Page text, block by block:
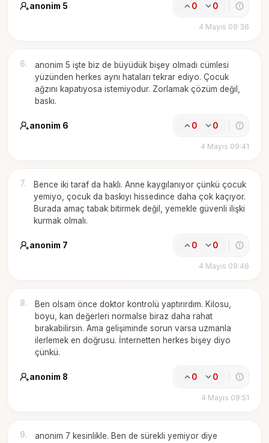
anonim 5 0 0
4 Mayıs 09:36
6.
anonim 5 işte biz de büyüdük bişey olmadı cümlesi
yüzünden herkes aynı hataları tekrar ediyo. Çocuk
ağzını kapatıyosa istemiyodur. Zorlamak çözüm değil,
baskı.
anonim 6 0 0
4 Mayıs 09:41
7.
Bence iki taraf da haklı. Anne kaygılanıyor çünkü çocuk
yemiyo, çocuk da baskıyı hissedince daha çok kaçıyor.
Burada amaç tabak bitirmek değil, yemekle güvenli ilişki
kurmak olmalı.
anonim 7 0 0
4 Mayıs 09:46
8.
Ben olsam önce doktor kontrolü yaptırırdım. Kilosu,
boyu, kan değerleri normalse biraz daha rahat
bırakabilirsin. Ama gelişiminde sorun varsa uzmanla
ilerlemek en doğrusu. İnternetten herkes bişey diyo
çünkü.
anonim 8 0 0
4 Mayıs 09:51
9.
anonim 7 kesinlikle. Ben de sürekli yemiyor diye